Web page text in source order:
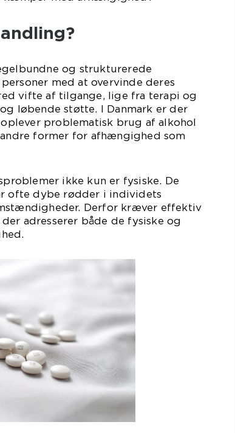
og strukturerede
med at overvinde deres
vifte af tilgange, lige fra terapi og
løbende støtte. I Danmark er der
problematisk brug af alkohol
former for afhængighed som
ikke kun er fysiske. De
ofte dybe rødder i individets
Derfor kræver effektiv
adresserer både de fysiske og